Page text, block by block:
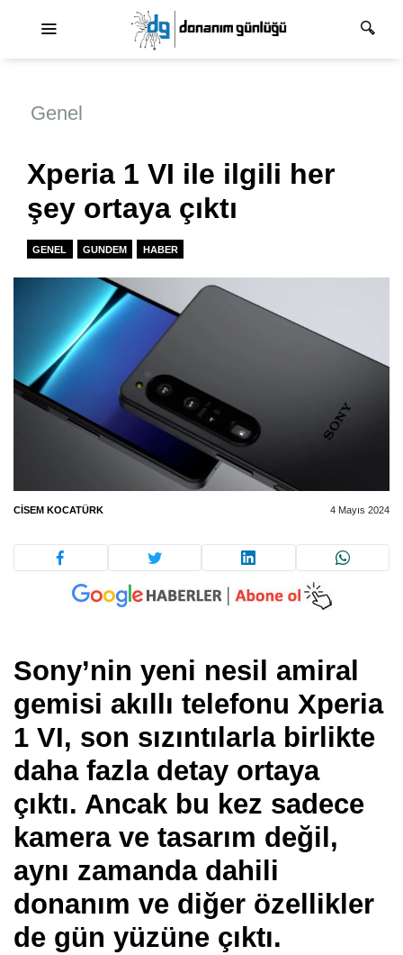
Genel
Xperia 1 VI ile ilgili her
şey ortaya çıktı
GENEL GUNDEM HABER
CISEM KOCATÜRK 4 Mayıs 2024
Sony’nin yeni nesil amiral
gemisi akıllı telefonu Xperia
1 VI, son sızıntılarla birlikte
daha fazla detay ortaya
çıktı. Ancak bu kez sadece
kamera ve tasarım değil,
aynı zamanda dahili
donanım ve diğer özellikler
de gün yüzüne çıktı.